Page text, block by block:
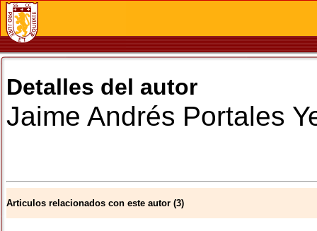
Detalles del autor
Jaime Andrés Portales
Articulos relacionados con este autor (3)